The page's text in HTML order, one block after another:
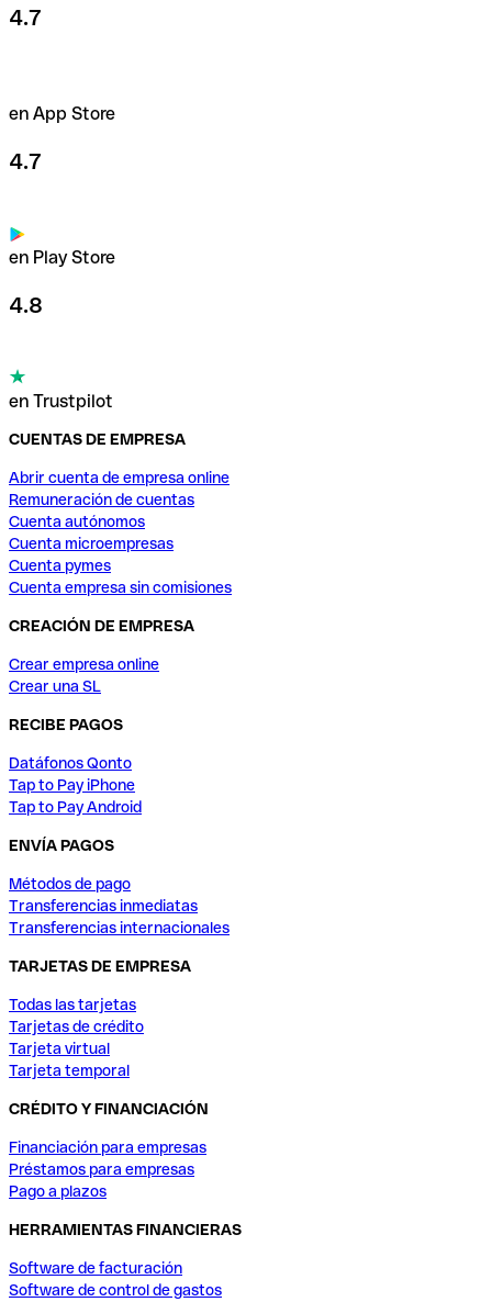
4.7
en App Store
4.7
en Play Store
4.8
en Trustpilot
CUENTAS DE EMPRESA
Abrir cuenta de empresa online
Remuneración de cuentas
Cuenta autónomos
Cuenta microempresas
Cuenta pymes
Cuenta empresa sin comisiones
CREACIÓN DE EMPRESA
Crear empresa online
Crear una SL
RECIBE PAGOS
Datáfonos Qonto
Tap to Pay iPhone
Tap to Pay Android
ENVÍA PAGOS
Métodos de pago
Transferencias inmediatas
Transferencias internacionales
TARJETAS DE EMPRESA
Todas las tarjetas
Tarjetas de crédito
Tarjeta virtual
Tarjeta temporal
CRÉDITO Y FINANCIACIÓN
Financiación para empresas
Préstamos para empresas
Pago a plazos
HERRAMIENTAS FINANCIERAS
Software de facturación
Software de control de gastos